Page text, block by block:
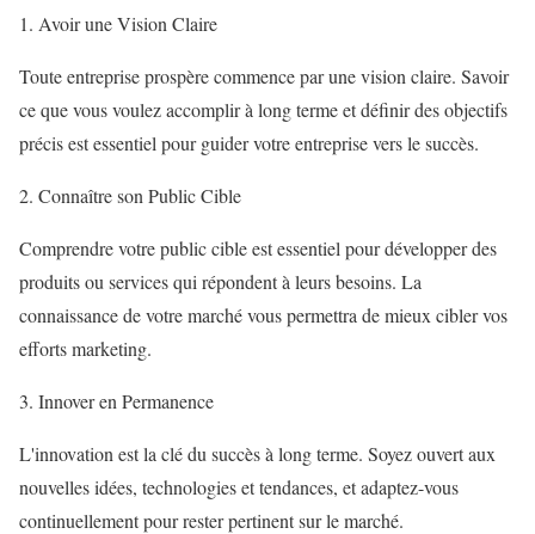
1. Avoir une Vision Claire
Toute entreprise prospère commence par une vision claire. Savoir
ce que vous voulez accomplir à long terme et définir des objectifs
précis est essentiel pour guider votre entreprise vers le succès.
2. Connaître son Public Cible
Comprendre votre public cible est essentiel pour développer des
produits ou services qui répondent à leurs besoins. La
connaissance de votre marché vous permettra de mieux cibler vos
efforts marketing.
3. Innover en Permanence
L'innovation est la clé du succès à long terme. Soyez ouvert aux
nouvelles idées, technologies et tendances, et adaptez-vous
continuellement pour rester pertinent sur le marché.